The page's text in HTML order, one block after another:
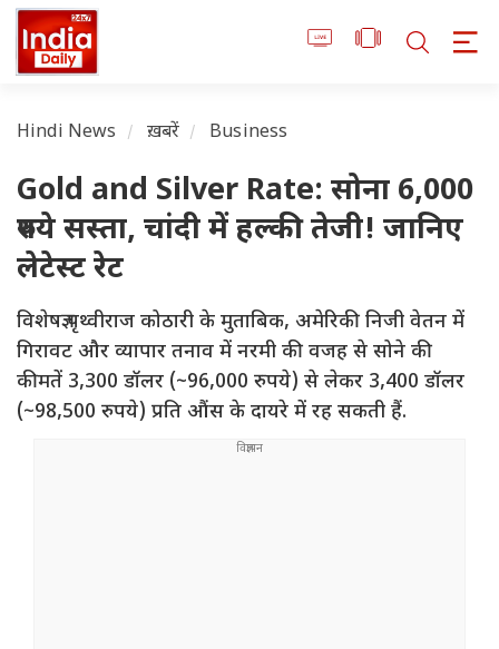
Hindi News ख़बरें Business
Gold and Silver Rate: सोना 6,000
रुपये सस्ता, चांदी में हल्की तेजी! जानिए
लेटेस्ट रेट
विशेषज्ञ पृथ्वीराज कोठारी के मुताबिक, अमेरिकी निजी वेतन में
गिरावट और व्यापार तनाव में नरमी की वजह से सोने की
कीमतें 3,300 डॉलर (~96,000 रुपये) से लेकर 3,400 डॉलर
(~98,500 रुपये) प्रति औंस के दायरे में रह सकती हैं.